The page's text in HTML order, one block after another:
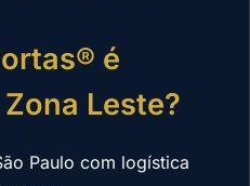
é
Leste?
Paulo com logística